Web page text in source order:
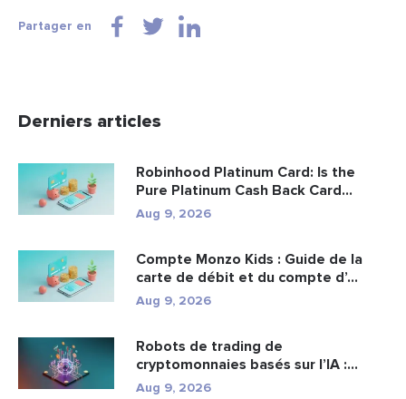
Partager en
Derniers articles
Robinhood Platinum Card: Is the
Pure Platinum Cash Back Card
Worth...
Aug 9, 2026
Compte Monzo Kids : Guide de la
carte de débit et du compte d’...
Aug 9, 2026
Robots de trading de
cryptomonnaies basés sur l’IA :
fonctionn...
Aug 9, 2026